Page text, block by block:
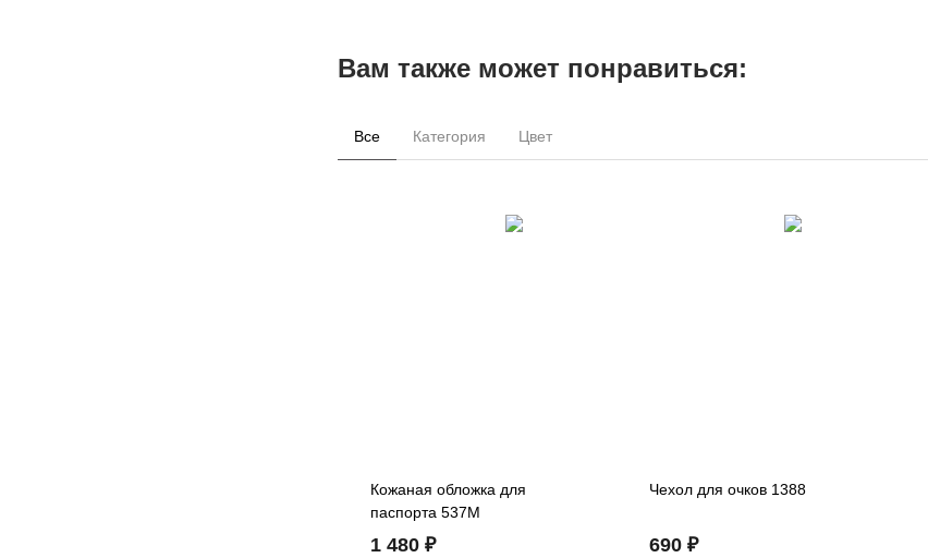
Вам также может понравиться:
Все Категория Цвет
Кожаная обложка для
паспорта 537M
1 480 ₽
Чехол для очков 1388
690 ₽